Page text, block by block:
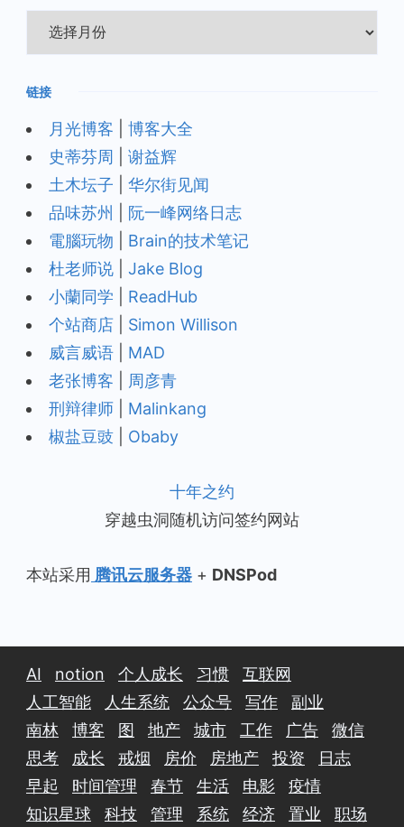
档
链接
月光博客
博客大全
史蒂芬周
谢益辉
土木坛子
华尔街见闻
品味苏州
阮一峰网络日志
電腦玩物
Brain的技术笔记
杜老师说
Jake Blog
小蘭同学
ReadHub
个站商店
Simon Willison
威言威语
MAD
老张博客
周彦青
刑辩律师
Malinkang
椒盐豆豉
Obaby
十年之约
穿越虫洞随机访问签约网站
本站采用 腾讯云服务器 + DNSPod
AI notion 个人成长 习惯
互联网
人工智能
人生系统 公众号 写作
副业
南林
博客 图 地产 城市 工作 广告
微信
思考
成长 戒烟 房价 房地产 投资
日志
早起
时间管理 春节 生活 电影
疫情
知识星球
科技 管理 系统 经济 置业 职场